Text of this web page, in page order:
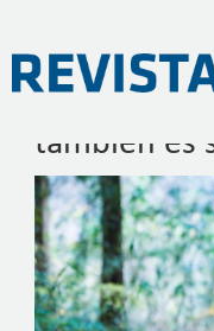
Pasar
contenido
De pies a
también es